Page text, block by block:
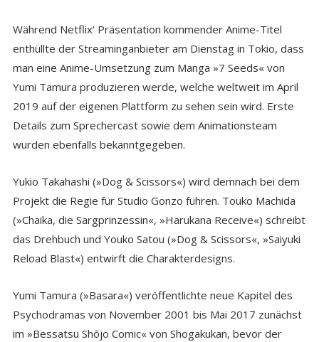
Während Netflix‘ Präsentation kommender Anime-Titel
enthüllte der Streaminganbieter am Dienstag in Tokio, dass
man eine Anime-Umsetzung zum Manga »7 Seeds« von
Yumi Tamura produzieren werde, welche weltweit im April
2019 auf der eigenen Plattform zu sehen sein wird. Erste
Details zum Sprechercast sowie dem Animationsteam
wurden ebenfalls bekanntgegeben.
Yukio Takahashi (»Dog & Scissors«) wird demnach bei dem
Projekt die Regie für Studio Gonzo führen. Touko Machida
(»Chaika, die Sargprinzessin«, »Harukana Receive«) schreibt
das Drehbuch und Youko Satou (»Dog & Scissors«, »Saiyuki
Reload Blast«) entwirft die Charakterdesigns.
Yumi Tamura (»Basara«) veröffentlichte neue Kapitel des
Psychodramas von November 2001 bis Mai 2017 zunächst
im »Bessatsu Shōjo Comic« von Shogakukan, bevor der